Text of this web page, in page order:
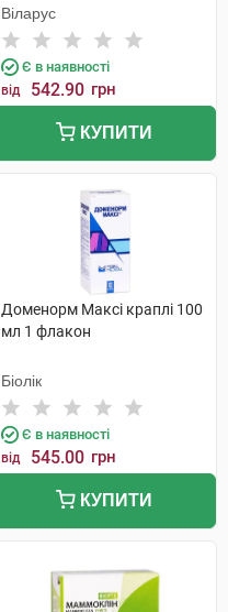
Віларус
Є в наявності
від 542.90 грн
КУПИТИ
Доменорм Максі краплі 100
мл 1 флакон
Біолік
Є в наявності
від 545.00 грн
КУПИТИ